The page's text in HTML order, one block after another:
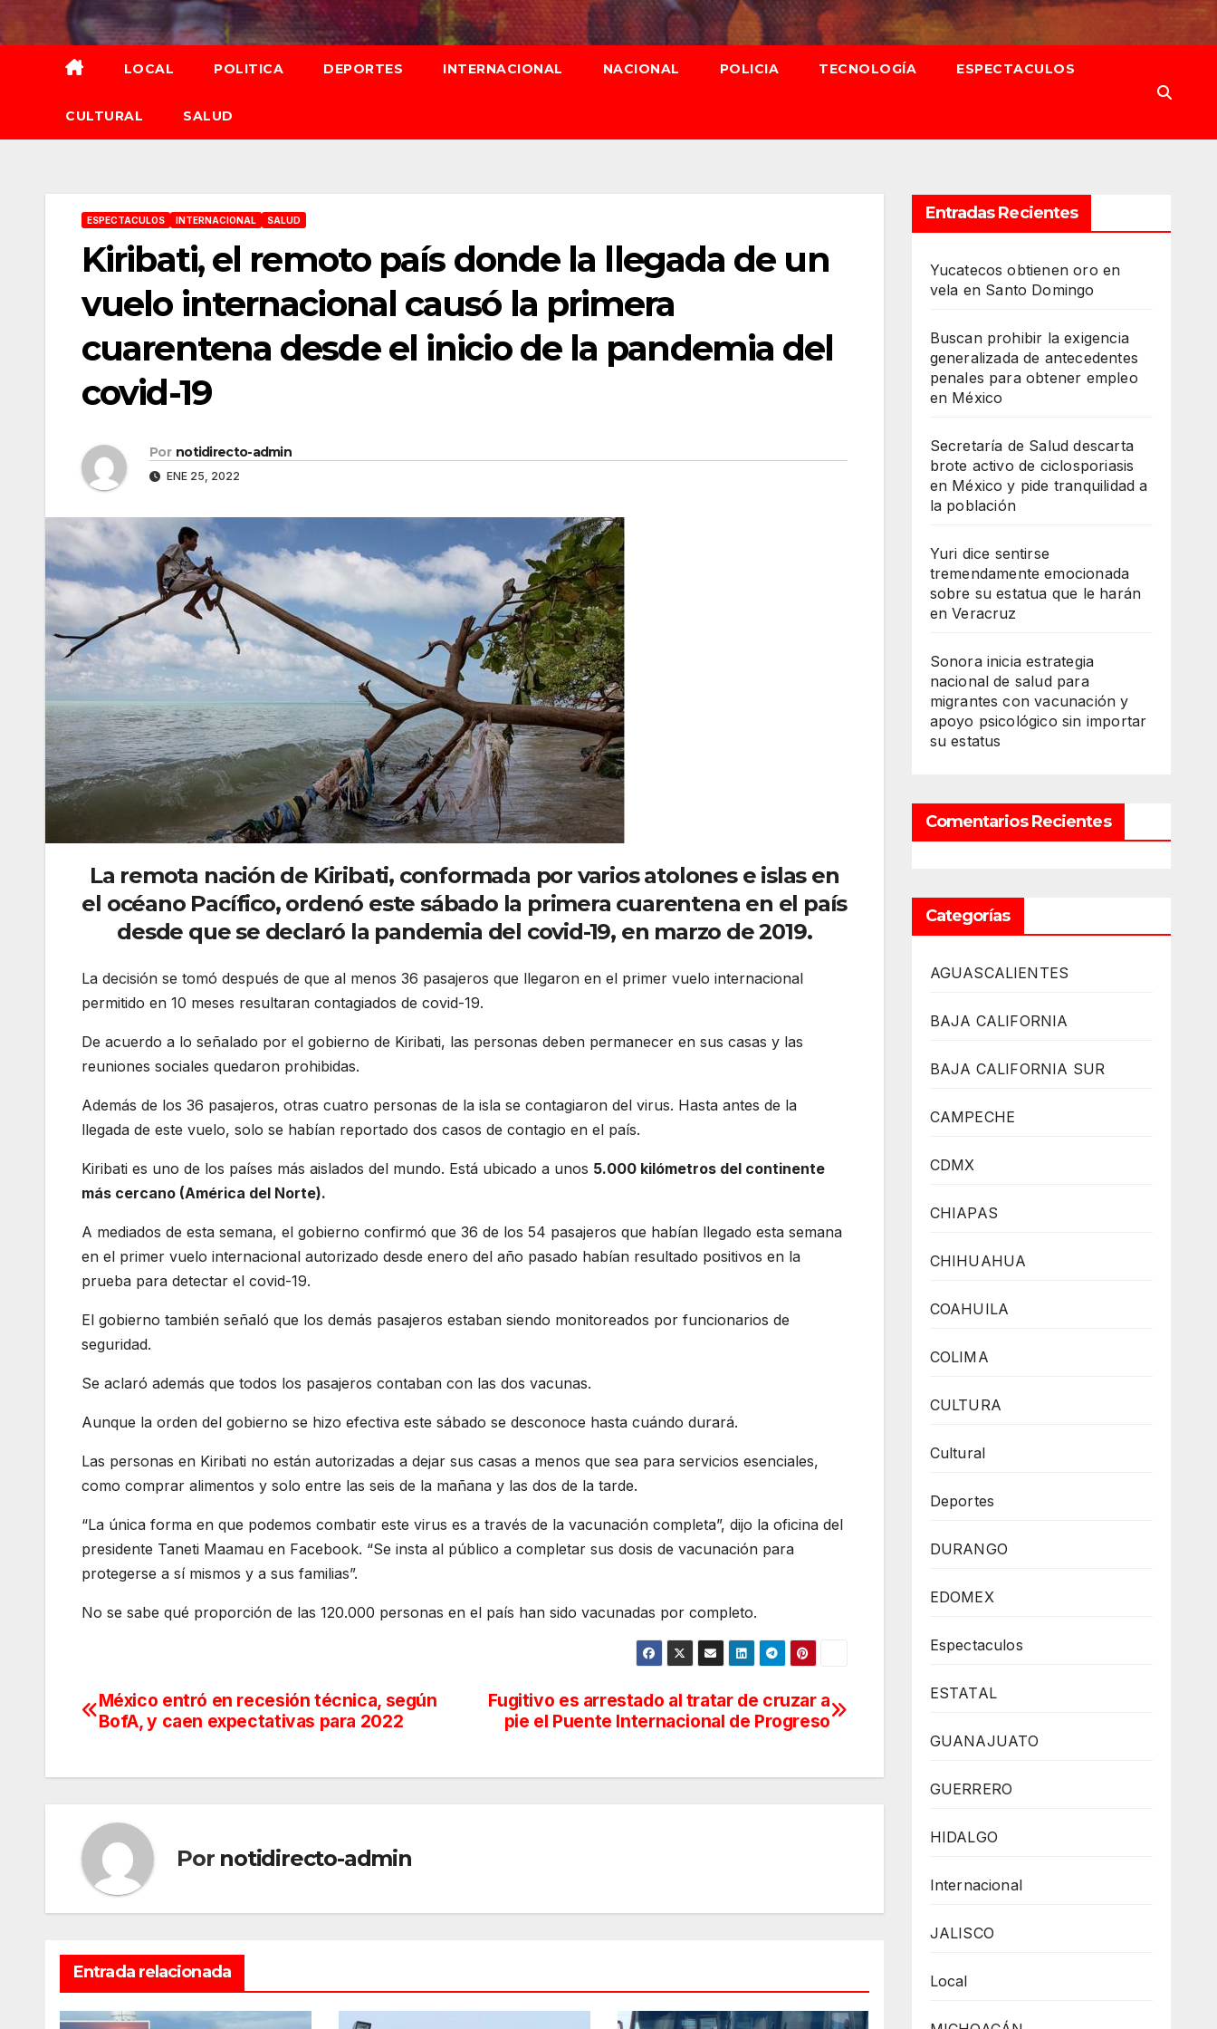
al
contenido
LOCAL POLITICA DEPORTES INTERNACIONAL NACIONAL POLICIA TECNOLOGÍA ESPECTACULOS
CULTURAL SALUD
ESPECTACULOS INTERNACIONAL SALUD
Kiribati, el remoto país donde la llegada de un
vuelo internacional causó la primera
cuarentena desde el inicio de la pandemia del
covid-19
Por notidirecto-admin
ENE 25, 2022
La remota nación de Kiribati, conformada por varios atolones e islas en
el océano Pacífico, ordenó este sábado la primera cuarentena en el país
desde que se declaró la pandemia del covid-19, en marzo de 2019.
La decisión se tomó después de que al menos 36 pasajeros que llegaron en el primer vuelo internacional
permitido en 10 meses resultaran contagiados de covid-19.
De acuerdo a lo señalado por el gobierno de Kiribati, las personas deben permanecer en sus casas y las
reuniones sociales quedaron prohibidas.
Además de los 36 pasajeros, otras cuatro personas de la isla se contagiaron del virus. Hasta antes de la
llegada de este vuelo, solo se habían reportado dos casos de contagio en el país.
Kiribati es uno de los países más aislados del mundo. Está ubicado a unos 5.000 kilómetros del continente
más cercano (América del Norte).
A mediados de esta semana, el gobierno confirmó que 36 de los 54 pasajeros que habían llegado esta semana
en el primer vuelo internacional autorizado desde enero del año pasado habían resultado positivos en la
prueba para detectar el covid-19.
El gobierno también señaló que los demás pasajeros estaban siendo monitoreados por funcionarios de
seguridad.
Se aclaró además que todos los pasajeros contaban con las dos vacunas.
Aunque la orden del gobierno se hizo efectiva este sábado se desconoce hasta cuándo durará.
Las personas en Kiribati no están autorizadas a dejar sus casas a menos que sea para servicios esenciales,
como comprar alimentos y solo entre las seis de la mañana y las dos de la tarde.
“La única forma en que podemos combatir este virus es a través de la vacunación completa”, dijo la oficina del
presidente Taneti Maamau en Facebook. “Se insta al público a completar sus dosis de vacunación para
protegerse a sí mismos y a sus familias”.
No se sabe qué proporción de las 120.000 personas en el país han sido vacunadas por completo.
Navegación
entradas
Fugitivo es arrestado al tratar de cruzar a
pie el Puente Internacional de Progreso
México entró en recesión técnica, según
BofA, y caen expectativas para 2022
Por notidirecto-admin
Entrada relacionada
Entradas Recientes
Yucatecos obtienen oro en
vela en Santo Domingo
Buscan prohibir la exigencia
generalizada de antecedentes
penales para obtener empleo
en México
Secretaría de Salud descarta
brote activo de ciclosporiasis
en México y pide tranquilidad a
la población
Yuri dice sentirse
tremendamente emocionada
sobre su estatua que le harán
en Veracruz
Sonora inicia estrategia
nacional de salud para
migrantes con vacunación y
apoyo psicológico sin importar
su estatus
Comentarios Recientes
Categorías
AGUASCALIENTES
BAJA CALIFORNIA
BAJA CALIFORNIA SUR
CAMPECHE
CDMX
CHIAPAS
CHIHUAHUA
COAHUILA
COLIMA
CULTURA
Cultural
Deportes
DURANGO
EDOMEX
Espectaculos
ESTATAL
GUANAJUATO
GUERRERO
HIDALGO
Internacional
JALISCO
Local